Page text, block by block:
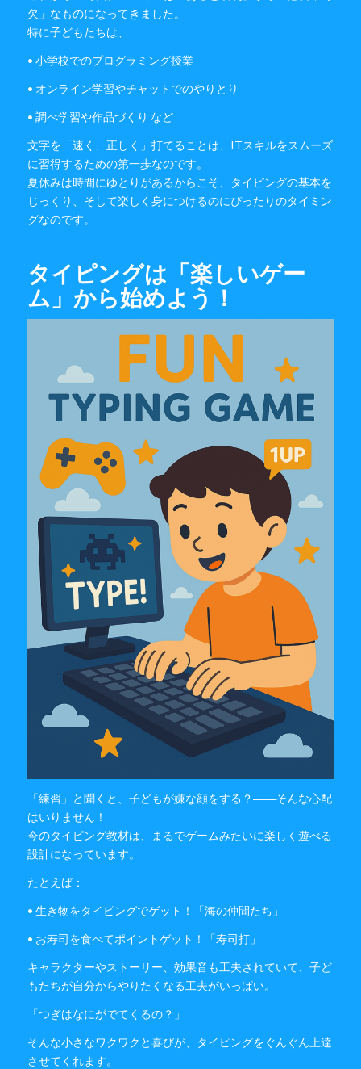
欠」なものになってきました。
特に子どもたちは、
• 小学校でのプログラミング授業
• オンライン学習やチャットでのやりとり
• 調べ学習や作品づくり など
文字を「速く、正しく」打てることは、ITスキルをスムーズ
に習得するための第一歩なのです。
夏休みは時間にゆとりがあるからこそ、タイピングの基本を
じっくり、そして楽しく身につけるのにぴったりのタイミン
グなのです。
タイピングは「楽しいゲー
ム」から始めよう！
「練習」と聞くと、子どもが嫌な顔をする？――そんな心配
はいりません！
今のタイピング教材は、まるでゲームみたいに楽しく遊べる
設計になっています。
たとえば：
• 生き物をタイピングでゲット！「海の仲間たち」
• お寿司を食べてポイントゲット！「寿司打」
キャラクターやストーリー、効果音も工夫されていて、子ど
もたちが自分からやりたくなる工夫がいっぱい。
「つぎはなにがでてくるの？」
そんな小さなワクワクと喜びが、タイピングをぐんぐん上達
させてくれます。